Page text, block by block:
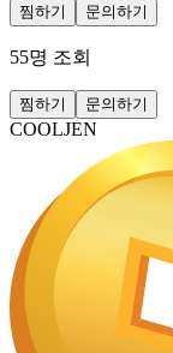
찜하기 문의하기
55명 조회
찜하기 문의하기
COOLJEN